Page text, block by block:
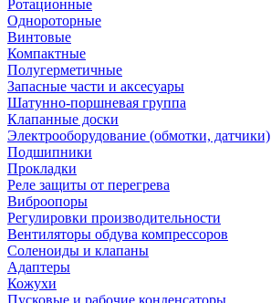
Ротационные
Однороторные
Винтовые
Компактные
Полугерметичные
Запасные части и аксесуары
Шатунно-поршневая группа
Клапанные доски
Электрооборудование (обмотки, датчики)
Подшипники
Прокладки
Реле защиты от перегрева
Виброопоры
Регулировки производительности
Вентиляторы обдува компрессоров
Соленоиды и клапаны
Адаптеры
Кожухи
Пусковые и рабочие конденсаторы